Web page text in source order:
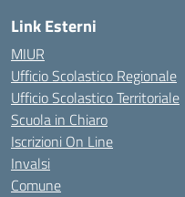
Link Esterni
MIUR
Ufficio Scolastico Regionale
Ufficio Scolastico Territoriale
Scuola in Chiaro
Iscrizioni On Line
Invalsi
Comune